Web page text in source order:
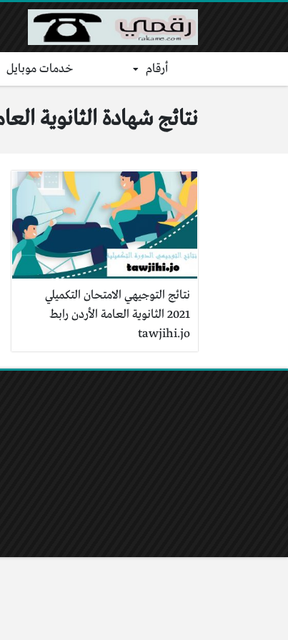
أرقام خدمات موبايل
نتائج شهادة الثانوية
نتائج التوجيهي الامتحان التكميلي
2021 الثانوية العامة الأردن رابط
tawjihi.jo